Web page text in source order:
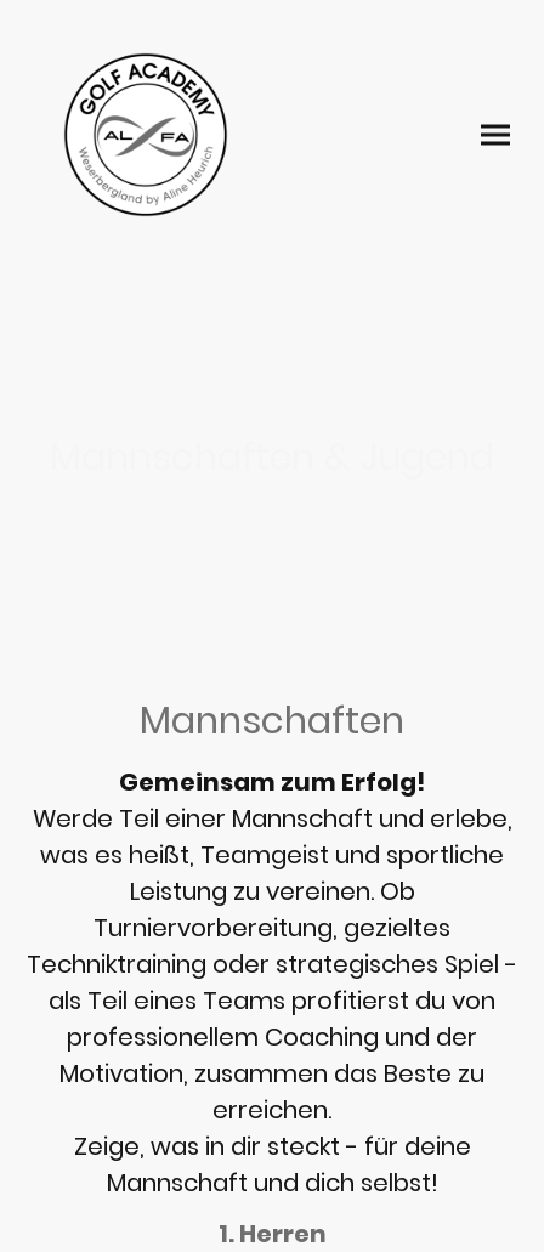
Mannschaften
Gemeinsam zum Erfolg!
Werde Teil einer Mannschaft und erlebe,
was es heißt, Teamgeist und sportliche
Leistung zu vereinen. Ob
Turniervorbereitung, gezieltes
Techniktraining oder strategisches Spiel -
als Teil eines Teams profitierst du von
professionellem Coaching und der
Motivation, zusammen das Beste zu
erreichen.
Zeige, was in dir steckt - für deine
Mannschaft und dich selbst!
1. Herren